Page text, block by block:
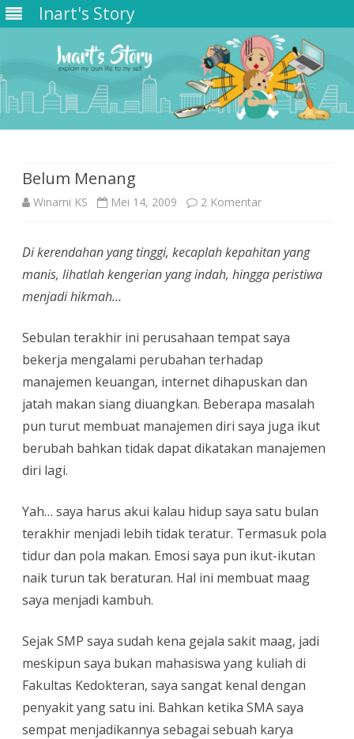
Inart's Story
Belum Menang
Winarni KS Mei 14, 2009 2 Komentarpada
Menang
Di kerendahan yang tinggi, kecaplah kepahitan yang
manis, lihatlah kengerian yang indah, hingga peristiwa
menjadi hikmah…
Sebulan terakhir ini perusahaan tempat saya
bekerja mengalami perubahan terhadap
manajemen keuangan, internet dihapuskan dan
jatah makan siang diuangkan. Beberapa masalah
pun turut membuat manajemen diri saya juga ikut
berubah bahkan tidak dapat dikatakan manajemen
diri lagi.
Yah… saya harus akui kalau hidup saya satu bulan
terakhir menjadi lebih tidak teratur. Termasuk pola
tidur dan pola makan. Emosi saya pun ikut-ikutan
naik turun tak beraturan. Hal ini membuat maag
saya menjadi kambuh.
Sejak SMP saya sudah kena gejala sakit maag, jadi
meskipun saya bukan mahasiswa yang kuliah di
Fakultas Kedokteran, saya sangat kenal dengan
penyakit yang satu ini. Bahkan ketika SMA saya
sempat menjadikannya sebagai sebuah karya